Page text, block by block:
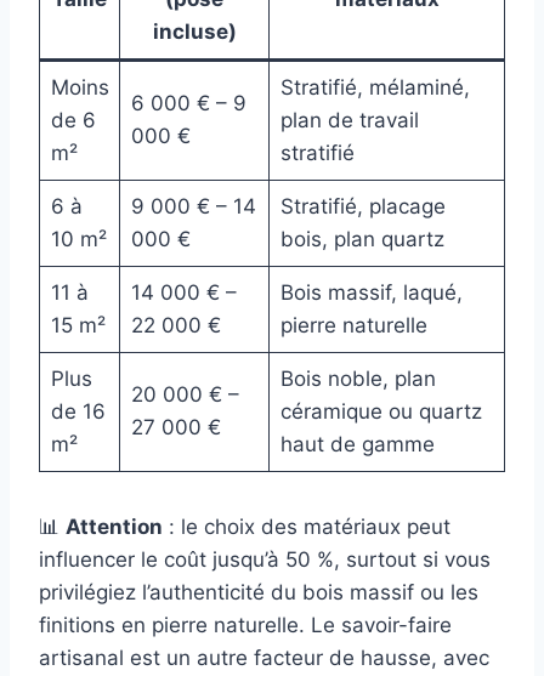
incluse)
Moins
de 6
m²
6 000 € – 9
000 €
Stratifié, mélaminé,
plan de travail
stratifié
6 à
10 m²
9 000 € – 14
000 €
Stratifié, placage
bois, plan quartz
11 à
15 m²
14 000 € –
22 000 €
Bois massif, laqué,
pierre naturelle
Plus
de 16
m²
20 000 € –
27 000 €
Bois noble, plan
céramique ou quartz
haut de gamme
📊 Attention : le choix des matériaux peut
influencer le coût jusqu’à 50 %, surtout si vous
privilégiez l’authenticité du bois massif ou les
finitions en pierre naturelle. Le savoir-faire
artisanal est un autre facteur de hausse, avec